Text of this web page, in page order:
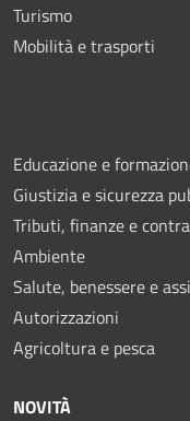
Turismo
Mobilità e trasporti
Educazione e
Giustizia e sicurezza
Tributi, finanze e
Ambiente
Salute, benessere e
Autorizzazioni
Agricoltura e pesca
NOVITÀ